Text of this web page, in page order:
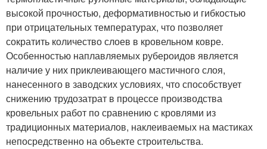
высокой прочностью, деформативностью и гибкостью
при отрицательных температурах, что позволяет
сократить количество слоев в кровельном ковре.
Особенностью наплавляемых рубероидов является
наличие у них приклеивающего мастичного слоя,
нанесенного в заводских условиях, что способствует
снижению трудозатрат в процессе производства
кровельных работ по сравнению с кровлями из
традиционных материалов, наклеиваемых на мастиках
непосредственно на объекте строительства.